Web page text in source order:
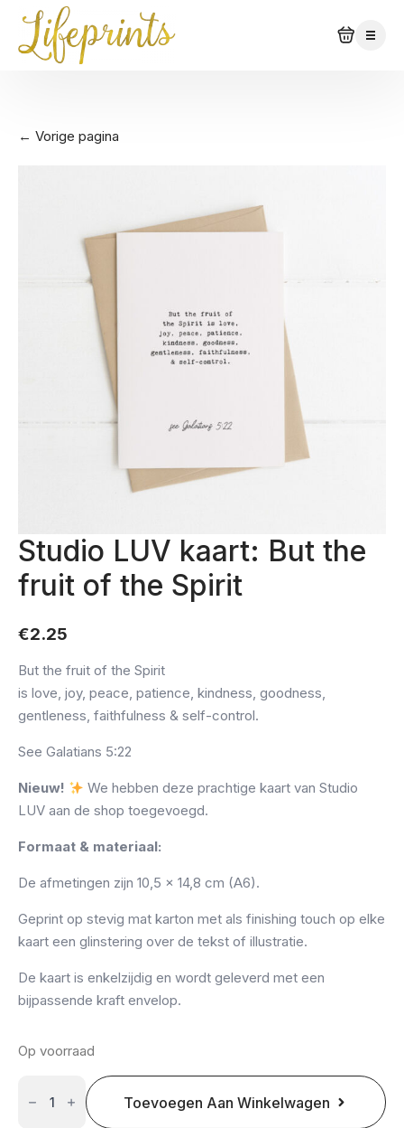
← Vorige pagina
Studio LUV kaart: But the
fruit of the Spirit
€2.25
But the fruit of the Spirit
is love, joy, peace, patience, kindness, goodness,
gentleness, faithfulness & self-control.
See Galatians 5:22
Nieuw!
We hebben deze prachtige kaart van Studio
LUV aan de shop toegevoegd.
Formaat & materiaal:
De afmetingen zijn 10,5 x 14,8 cm (A6).
Geprint op stevig mat karton met als finishing touch op elke
kaart een glinstering over de tekst of illustratie.
De kaart is enkelzijdig en wordt geleverd met een
bijpassende kraft envelop.
Op voorraad
kaart:
Toevoegen Aan Winkelwagen